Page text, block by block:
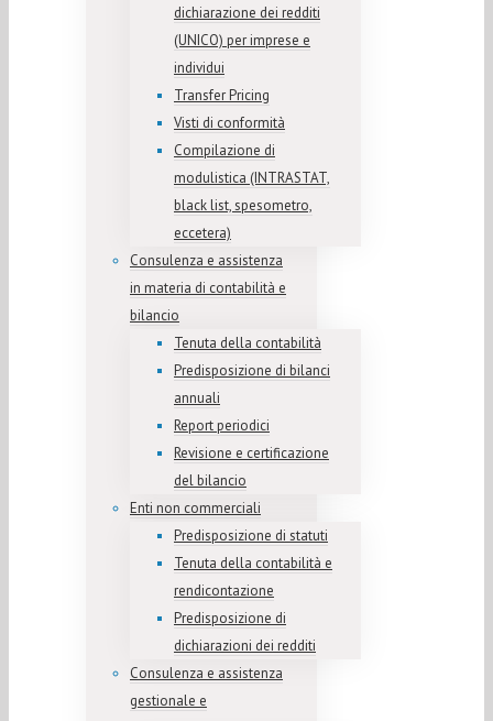
dichiarazione dei redditi
(UNICO) per imprese e
individui
Transfer Pricing
Visti di conformità
Compilazione di
modulistica (INTRASTAT,
black list, spesometro,
eccetera)
Consulenza e assistenza
in materia di contabilità e
bilancio
Tenuta della contabilità
Predisposizione di bilanci
annuali
Report periodici
Revisione e certificazione
del bilancio
Enti non commerciali
Predisposizione di statuti
Tenuta della contabilità e
rendicontazione
Predisposizione di
dichiarazioni dei redditi
Consulenza e assistenza
gestionale e